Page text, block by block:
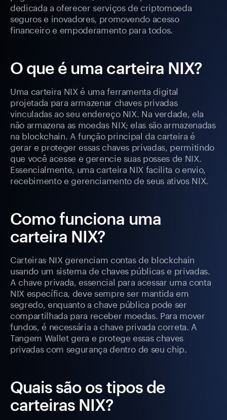
dedicada a oferecer serviços de criptomoeda
seguros e inovadores, promovendo acesso
financeiro e empoderamento para todos.
O que é uma carteira NIX?
Uma carteira NIX é uma ferramenta digital
projetada para armazenar chaves privadas
vinculadas ao seu endereço NIX. Na verdade, ela
não armazena as moedas NIX; elas são armazenadas
na blockchain. A função principal da carteira é
gerar e proteger essas chaves privadas, permitindo
que você acesse e gerencie suas posses de NIX.
Essencialmente, uma carteira NIX facilita o envio,
recebimento e gerenciamento de seus ativos NIX.
Como funciona uma
carteira NIX?
Carteiras NIX gerenciam contas de blockchain
usando um sistema de chaves públicas e privadas.
A chave privada, essencial para acessar uma conta
NIX específica, deve sempre ser mantida em
segredo, enquanto a chave pública pode ser
compartilhada para receber moedas. Para mover
fundos, é necessária a chave privada correta. A
Tangem Wallet gera e protege essas chaves
privadas com segurança dentro de seu chip.
Quais são os tipos de
carteiras NIX?